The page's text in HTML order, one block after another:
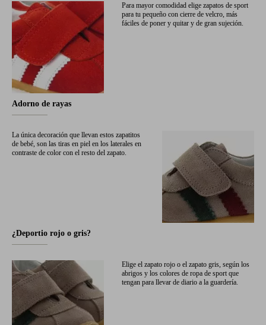
Para mayor comodidad elige zapatos de sport
para tu pequeño con cierre de velcro, más
fáciles de poner y quitar y de gran sujeción.
Adorno de rayas
La única decoración que llevan estos zapatitos
de bebé, son las tiras en piel en los laterales en
contraste de color con el resto del zapato.
¿Deportio rojo o gris?
Elige el zapato rojo o el zapato gris, según los
abrigos y los colores de ropa de sport que
tengan para llevar de diario a la guardería.